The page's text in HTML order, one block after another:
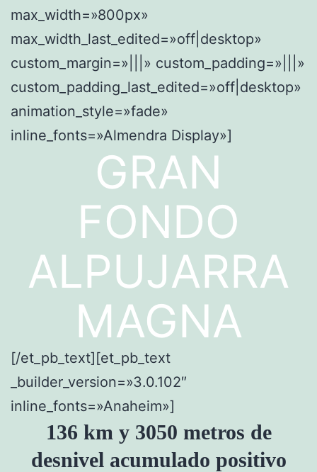
max_width=»800px»
max_width_last_edited=»off|desktop»
custom_margin=»|||» custom_padding=»|||»
custom_padding_last_edited=»off|desktop»
animation_style=»fade»
inline_fonts=»Almendra Display»]
GRAN
FONDO
ALPUJARRA
MAGNA
[/et_pb_text][et_pb_text
_builder_version=»3.0.102″
inline_fonts=»Anaheim»]
136 km y 3050 metros de
desnivel acumulado positivo